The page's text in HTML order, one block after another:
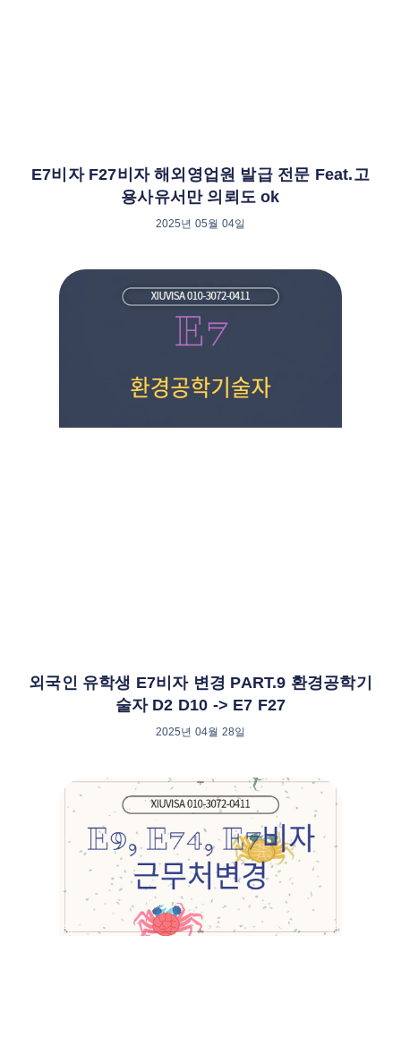
E7비자 F27비자 해외영업원 발급 전문 Feat.고
용사유서만 의뢰도 ok
2025년 05월 04일
외국인 유학생 E7비자 변경 PART.9 환경공학기
술자 D2 D10 -> E7 F27
2025년 04월 28일